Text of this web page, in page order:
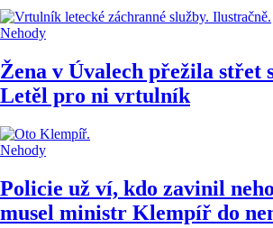
Nehody
Žena v Úvalech přežila střet
Letěl pro ni vrtulník
Nehody
Policie už ví, kdo zavinil
musel ministr Klempíř do